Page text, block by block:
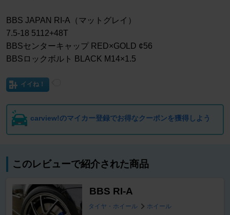
BBS JAPAN RI-A（マットグレイ）
7.5-18 5112+48T
BBSセンターキャップ RED×GOLD ¢56
BBSロックボルト BLACK M14×1.5
イイね！
carview!のマイカー登録でお得なクーポンを獲得しよう
このレビューで紹介された商品
BBS RI-A
タイヤ・ホイール
ホイール